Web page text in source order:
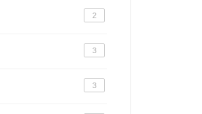
2
3
3